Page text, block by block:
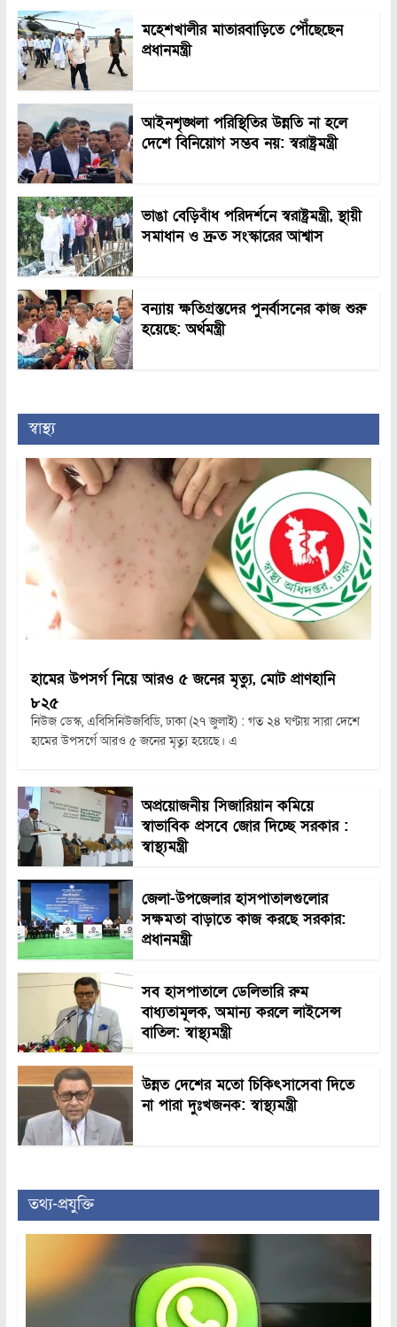
মহেশখালীর মাতারবাড়িতে পৌঁছেছেন
প্রধানমন্ত্রী
আইনশৃঙ্খলা পরিস্থিতির উন্নতি না হলে
দেশে বিনিয়োগ সম্ভব নয়: স্বরাষ্ট্রমন্ত্রী
ভাঙা বেড়িবাঁধ পরিদর্শনে স্বরাষ্ট্রমন্ত্রী, স্থায়ী
সমাধান ও দ্রুত সংস্কারের আশ্বাস
বন্যায় ক্ষতিগ্রস্তদের পুনর্বাসনের কাজ শুরু
হয়েছে: অর্থমন্ত্রী
স্বাস্থ্য
হামের উপসর্গ নিয়ে আরও ৫ জনের মৃত্যু, মোট প্রাণহানি
৮২৫
নিউজ ডেস্ক, এবিসিনিউজবিডি, ঢাকা (২৭ জুলাই) : গত ২৪ ঘণ্টায় সারা দেশে
হামের উপসর্গে আরও ৫ জনের মৃত্যু হয়েছে। এ
অপ্রয়োজনীয় সিজারিয়ান কমিয়ে
স্বাভাবিক প্রসবে জোর দিচ্ছে সরকার :
স্বাস্থ্যমন্ত্রী
জেলা-উপজেলার হাসপাতালগুলোর
সক্ষমতা বাড়াতে কাজ করছে সরকার:
প্রধানমন্ত্রী
সব হাসপাতালে ডেলিভারি রুম
বাধ্যতামূলক, অমান্য করলে লাইসেন্স
বাতিল: স্বাস্থ্যমন্ত্রী
উন্নত দেশের মতো চিকিৎসাসেবা দিতে
না পারা দুঃখজনক: স্বাস্থ্যমন্ত্রী
তথ্য-প্রযুক্তি